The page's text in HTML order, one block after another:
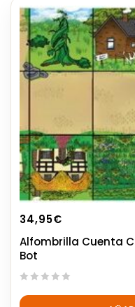
34,95€
Alfombrilla Cuenta
Bot
out